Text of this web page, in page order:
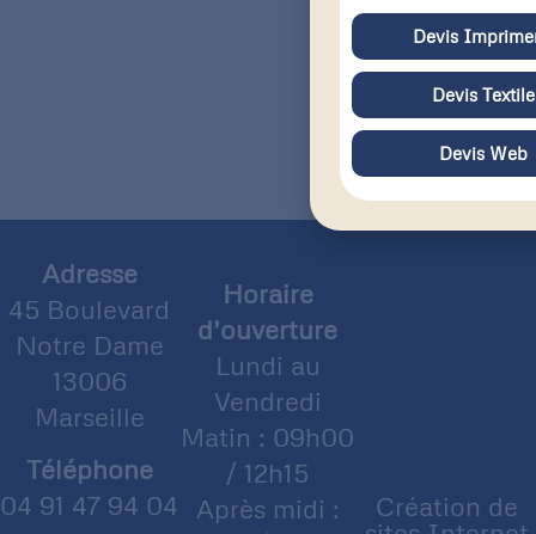
Adresse
45 Boulevard
Notre Dame
13006
Marseille
Téléphone
04 91 47 94 04
Horaire
d’ouverture
Lundi au
Vendredi
Matin : 09h00
/ 12h15
Après midi :
Création de
Devis
Devis Textile
Devis Web